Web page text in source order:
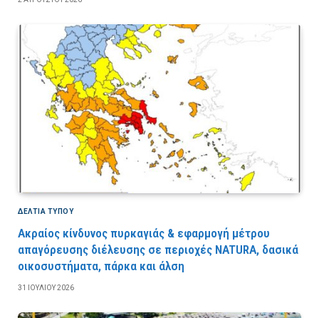
ΔΕΛΤΙΑ ΤΥΠΟΥ
Ακραίος κίνδυνος πυρκαγιάς & εφαρμογή μέτρου
απαγόρευσης διέλευσης σε περιοχές NATURA, δασικά
οικοσυστήματα, πάρκα και άλση
31 ΙΟΥΛΊΟΥ 2026